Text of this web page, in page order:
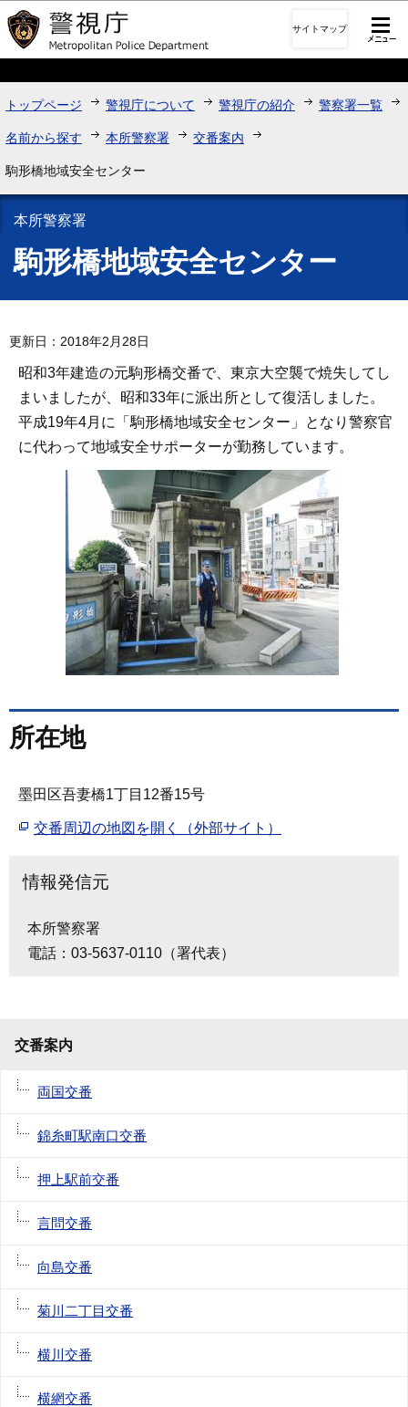
このページの本文へ移動
サイトマップ
トップページ 警視庁について 警視庁の紹介 警察署一覧
名前から探す 本所警察署 交番案内
駒形橋地域安全センター
本所警察署
駒形橋地域安全センター
更新日：2018年2月28日
昭和3年建造の元駒形橋交番で、東京大空襲で焼失してし
まいましたが、昭和33年に派出所として復活しました。
平成19年4月に「駒形橋地域安全センター」となり警察官
に代わって地域安全サポーターが勤務しています。
所在地
墨田区吾妻橋1丁目12番15号
交番周辺の地図を開く（外部サイト）
情報発信元
本所警察署
電話：03-5637-0110（署代表）
交番案内
両国交番
錦糸町駅南口交番
押上駅前交番
言問交番
向島交番
菊川二丁目交番
横川交番
横網交番